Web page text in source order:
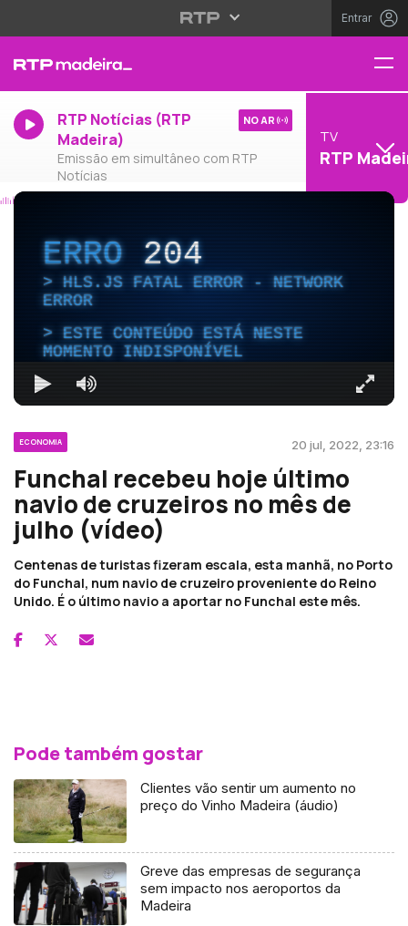
Entrar
RTP Notícias (RTP
Madeira)
Emissão em simultâneo com RTP
Notícias
NO AR
TV
RTP
ERRO204
HLS.JS FATAL ERROR - NETWORK
ERROR
ESTE CONTEÚDO ESTÁ NESTE
MOMENTO INDISPONÍVEL
ECONOMIA 20 jul, 2022, 23:16
Funchal recebeu hoje último
navio de cruzeiros no mês de
julho (vídeo)
Centenas de turistas fizeram escala, esta manhã, no Porto
do Funchal, num navio de cruzeiro proveniente do Reino
Unido. É o último navio a aportar no Funchal este mês.
Pode também gostar
Clientes vão sentir um aumento no
preço do Vinho Madeira (áudio)
Greve das empresas de segurança
sem impacto nos aeroportos da
Madeira